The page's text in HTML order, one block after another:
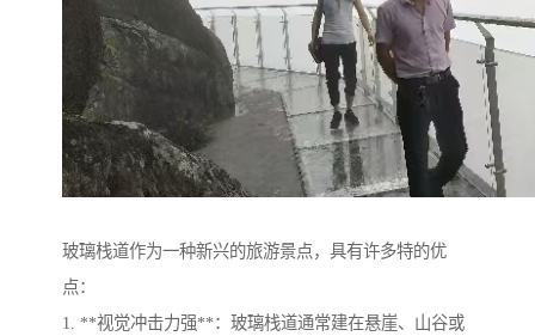
玻璃栈道作为一种新兴的旅游景点，具有许多特的优
点：
1. **视觉冲击力强**：玻璃栈道通常建在悬崖、山谷或